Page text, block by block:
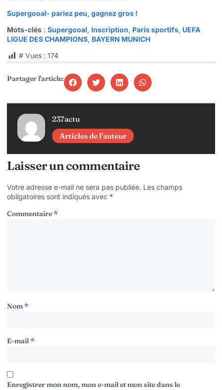
Supergooal- pariez peu, gagnez gros !
Mots-clés : Supergooal, Inscription, Paris sportifs, UEFA
LIGUE DES CHAMPIONS, BAYERN MUNICH
# Vues : 174
Partager l'article:
237actu
Articles de l'auteur
Laisser un commentaire
Votre adresse e-mail ne sera pas publiée. Les champs
obligatoires sont indiqués avec *
Commentaire*
Nom*
E-mail*
Enregistrer mon nom, mon e-mail et mon site dans le